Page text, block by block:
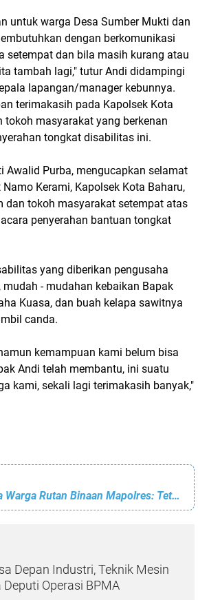
untuk warga Desa Sumber Mukti dan
dengan berkomunikasi
setempat dan bila masih kurang atau
tambah lagi," tutur Andi didampingi
lapangan/manager kebunnya.
terimakasih pada Kapolsek Kota
tokoh masyarakat yang berkenan
tongkat disabilitas ini.
Awalid Purba, mengucapkan selamat
Kerami, Kapolsek Kota Baharu,
dan tokoh masyarakat setempat atas
penyerahan bantuan tongkat
yang diberikan pengusaha
- mudahan kebaikan Bapak
Kuasa, dan buah kelapa sawitnya
canda.
kemampuan kami belum bisa
Andi telah membantu, ini suatu
kami, sekali lagi terimakasih banyak,"
Ini Pesan Kapolres Aceh Singkil, pada Warga Rutan Binaan Mapolres: Tetap Tabah dan Beribadah
Depan Industri, Teknik Mesin
Operasi BPMA